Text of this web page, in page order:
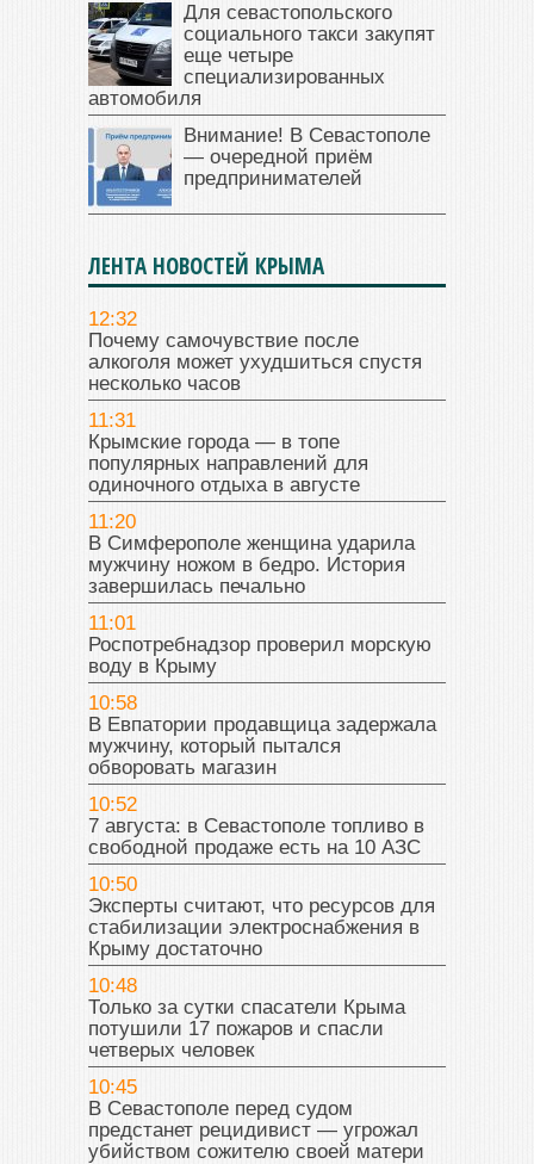
Для севастопольского
социального такси закупят
еще четыре
специализированных
автомобиля
Внимание! В Севастополе
— очередной приём
предпринимателей
ЛЕНТА НОВОСТЕЙ КРЫМА
12:32
Почему самочувствие после
алкоголя может ухудшиться спустя
несколько часов
11:31
Крымские города — в топе
популярных направлений для
одиночного отдыха в августе
11:20
В Симферополе женщина ударила
мужчину ножом в бедро. История
завершилась печально
11:01
Роспотребнадзор проверил морскую
воду в Крыму
10:58
В Евпатории продавщица задержала
мужчину, который пытался
обворовать магазин
10:52
7 августа: в Севастополе топливо в
свободной продаже есть на 10 АЗС
10:50
Эксперты считают, что ресурсов для
стабилизации электроснабжения в
Крыму достаточно
10:48
Только за сутки спасатели Крыма
потушили 17 пожаров и спасли
четверых человек
10:45
В Севастополе перед судом
предстанет рецидивист — угрожал
убийством сожителю своей матери